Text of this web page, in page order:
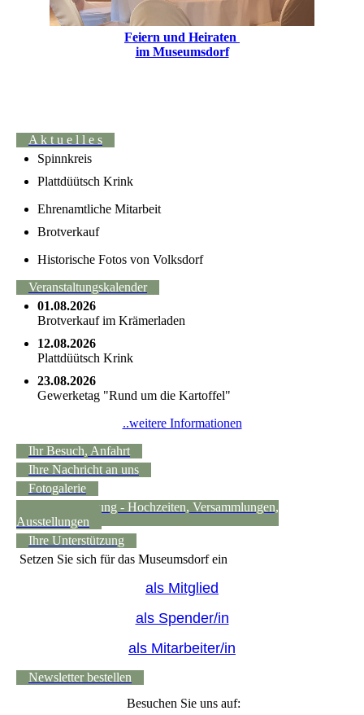
Feiern und Heiraten
im Museumsdorf
A k t u e l l e s
Spinnkreis
Plattdüütsch Krink
Ehrenamtliche Mitarbeit
Brotverkauf
Historische Fotos von Volksdorf
Veranstaltungskalender
01.08.2026
Brotverkauf im Krämerladen
12.08.2026
Plattdüütsch Krink
23.08.2026
Gewerketag "Rund um die Kartoffel"
..weitere Informationen
Ihr Besuch, Anfahrt
Ihre Nachricht an uns
Fotogalerie
Raumvermietung - Hochzeiten, Versammlungen,
Ausstellungen
Ihre Unterstützung
Setzen Sie sich für das Museumsdorf ein
als Mitglied
als Spender/in
als Mitarbeiter/in
Newsletter bestellen
Besuchen Sie uns auf: